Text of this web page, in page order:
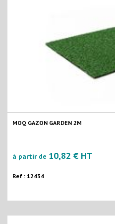
MOQ GAZON GARDEN 2M
à partir de 10,82 € HT
Ref : 12434